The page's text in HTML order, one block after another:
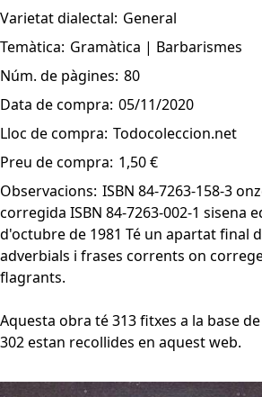
Varietat dialectal: General
Temàtica: Gramàtica | Barbarismes
Núm. de pàgines: 80
Data de compra: 05/11/2020
Lloc de compra: Todocoleccion.net
Preu de compra: 1,50 €
Observacions: ISBN 84-7263-158-3
corregida ISBN 84-7263-002-1 sisena
d'octubre de 1981 Té un apartat final
adverbials i frases corrents on
flagrants.
Aquesta obra té 313 fitxes a la base
302 estan recollides en aquest web.